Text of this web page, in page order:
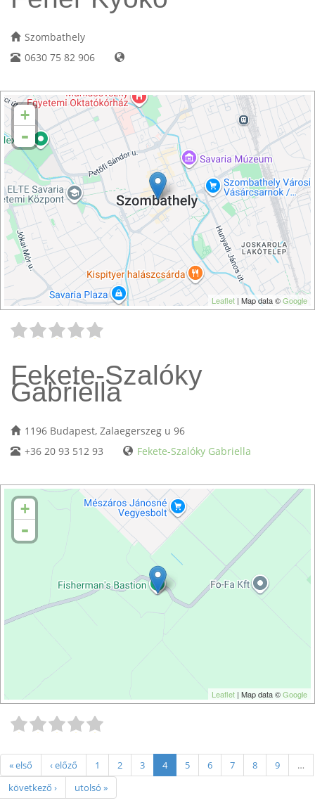
Szombathely
0630 75 82 906
+
-
Leaflet | Map data ©Google
Fekete-Szalóky
Gabriella
1196 Budapest, Zalaegerszeg u 96
+36 20 93 512 93
Fekete-Szalóky Gabriella
+
-
Leaflet | Map data ©Google
« első ‹ előző 1 2 3 4 5 6 7 8 9
…
következő ›
utolsó »